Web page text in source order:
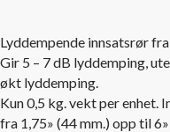
Lyddempende innsatsrør
Gir 5 – 7 dB lyddemping,
økt lyddemping.
Kun 0,5 kg. vekt per enhet.
fra 1,75» (44 mm.) opp til